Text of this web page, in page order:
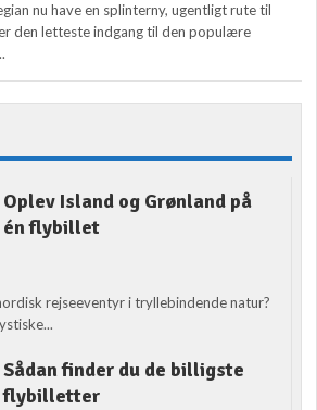
nu have en splinterny, ugentligt rute til
den letteste indgang til den populære
Oplev Island og Grønland på
én flybillet
rejseeventyr i tryllebindende natur?
Sådan finder du de billigste
flybilletter